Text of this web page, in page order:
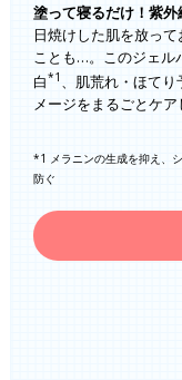
塗って寝るだけ！紫
日焼けした肌を放っ
ことも…。このジェル
白*1 、肌荒れ・ほてり
メージをまるごとケア
*1 メラニンの生成を抑え、
防ぐ